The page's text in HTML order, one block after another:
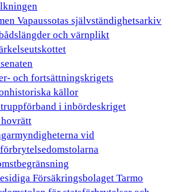
Vapaussotas självständighetsarkiv
och värnplikt
och fortsättningskrigets
källor
i inbördeskriget
vid
Försäkringsbolaget Tarmo